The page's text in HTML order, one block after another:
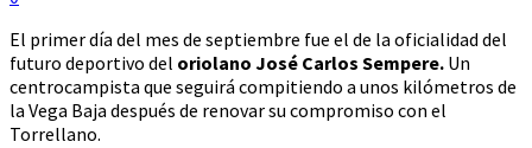
El primer día del mes de septiembre fue el de la oficialidad del
futuro deportivo del oriolano José Carlos Sempere. Un
centrocampista que seguirá compitiendo a unos kilómetros de
la Vega Baja después de renovar su compromiso con el
Torrellano.